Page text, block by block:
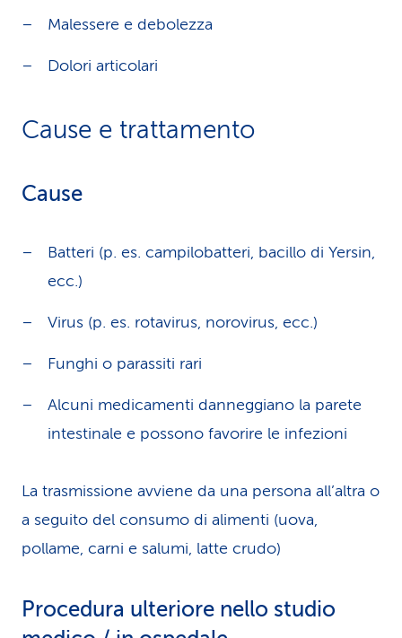
Malessere e debolezza
Dolori articolari
Cause e trattamento
Cause
Batteri (p. es. campilobatteri, bacillo di Yersin,
ecc.)
Virus (p. es. rotavirus, norovirus, ecc.)
Funghi o parassiti rari
Alcuni medicamenti danneggiano la parete
intestinale e possono favorire le infezioni
La trasmissione avviene da una persona all’altra o
a seguito del consumo di alimenti (uova,
pollame, carni e salumi, latte crudo)
Procedura ulteriore nello studio